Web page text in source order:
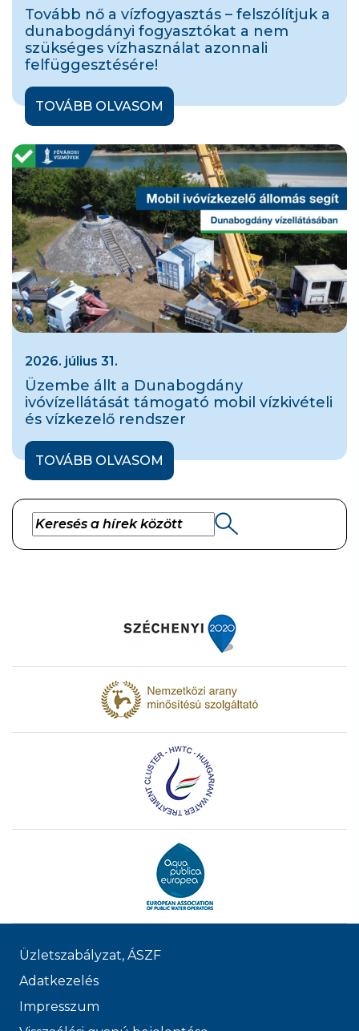
Tovább nő a vízfogyasztás – felszólítjuk a
dunabogdányi fogyasztókat a nem
szükséges vízhasználat azonnali
felfüggesztésére!
TOVÁBB OLVASOM
2026. július 31.
Üzembe állt a Dunabogdány
ivóvízellátását támogató mobil vízkivételi
és vízkezelő rendszer
TOVÁBB OLVASOM
Üzletszabályzat, ÁSZF
Adatkezelés
Impresszum